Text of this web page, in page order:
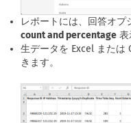
レポートには、回答オ
count and percentage 表
生データを Excel または
きます。